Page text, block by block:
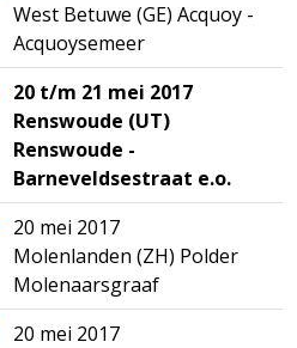
West Betuwe (GE) Acquoy -
Acquoysemeer
20 t/m 21 mei 2017
Renswoude (UT)
Renswoude -
Barneveldsestraat e.o.
20 mei 2017
Molenlanden (ZH) Polder
Molenaarsgraaf
20 mei 2017